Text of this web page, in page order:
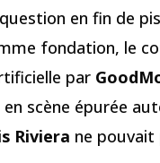
en fin de
fondation, le
par
en scène épurée
Riviera ne pouvait